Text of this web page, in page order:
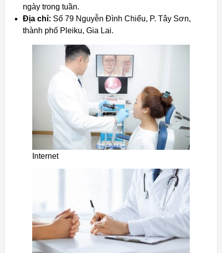
ngày trong tuần.
Địa chỉ: Số 79 Nguyễn Đình Chiểu, P. Tây Sơn,
thành phố Pleiku, Gia Lai.
Internet